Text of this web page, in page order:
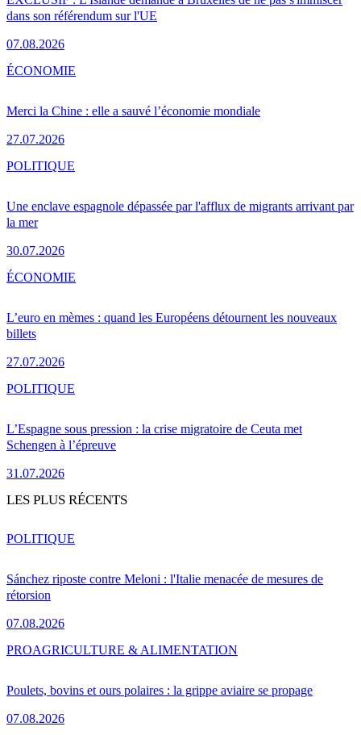
dans son référendum sur l'UE
07.08.2026
Merci la Chine : elle a sauvé l’économie mondiale
27.07.2026
ÉCONOMIE
Une enclave espagnole dépassée par l'afflux de migrants arrivant par
la mer
30.07.2026
POLITIQUE
L’euro en mèmes : quand les Européens détournent les nouveaux
billets
27.07.2026
ÉCONOMIE
L’Espagne sous pression : la crise migratoire de Ceuta met
Schengen à l’épreuve
31.07.2026
POLITIQUE
LES PLUS RÉCENTS
Sánchez riposte contre Meloni : l'Italie menacée de mesures de
rétorsion
07.08.2026
POLITIQUE
Poulets, bovins et ours polaires : la grippe aviaire se propage
07.08.2026
PROAGRICULTURE & ALIMENTATION